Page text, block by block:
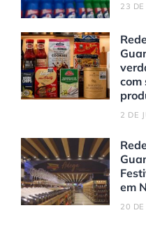
23
com
2 DE
em
20